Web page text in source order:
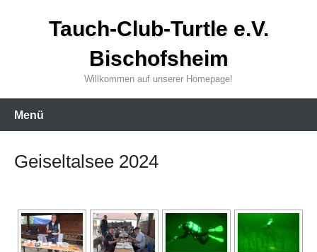
Tauch-Club-Turtle e.V.
Bischofsheim
Willkommen auf unserer Homepage!
Menü
Geiseltalsee 2024